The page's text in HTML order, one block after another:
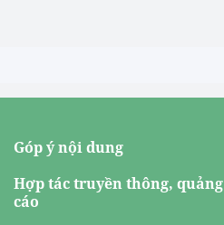
Góp ý nội dung
Hợp tác truyền thông, quảng
cáo